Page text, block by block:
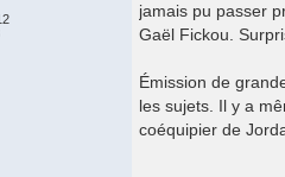
jamais pu passer
Gaël Fickou.
Émission de
les sujets. Il y a
coéquipier de